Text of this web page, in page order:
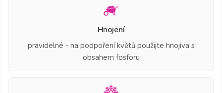
Hnojení
pravidelné - na podpoření květů použijte hnojiva s
obsahem fosforu